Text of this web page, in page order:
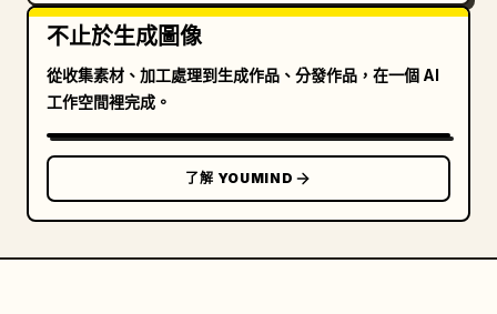
不止於生成圖像
從收集素材、加工處理到生成作品、分發作品，在一個 AI
工作空間裡完成。
了解 YOUMIND